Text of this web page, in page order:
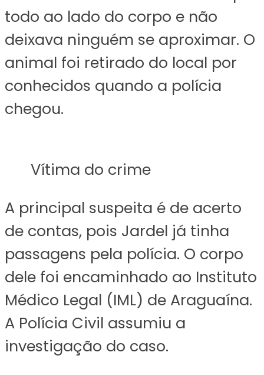
todo ao lado do corpo e não
deixava ninguém se aproximar. O
animal foi retirado do local por
conhecidos quando a polícia
chegou.
Vítima do crime
A principal suspeita é de acerto
de contas, pois Jardel já tinha
passagens pela polícia. O corpo
dele foi encaminhado ao Instituto
Médico Legal (IML) de Araguaína.
A Polícia Civil assumiu a
investigação do caso.